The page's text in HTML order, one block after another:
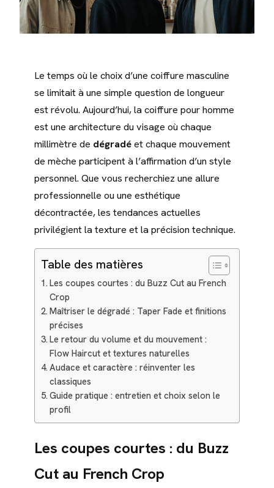
Le temps où le choix d’une coiffure masculine
se limitait à une simple question de longueur
est révolu. Aujourd’hui, la coiffure pour homme
est une architecture du visage où chaque
millimètre de dégradéet chaque mouvement
de mèche participent à l’affirmation d’un style
personnel. Que vous recherchiez une allure
professionnelle ou une esthétique
décontractée, les tendances actuelles
privilégient la texture et la précision technique.
Table des matières
Les coupes courtes : du Buzz Cut au French
Crop
Maîtriser le dégradé : Taper Fade et finitions
précises
Le retour du volume et du mouvement :
Flow Haircut et textures naturelles
Audace et caractère : réinventer les
classiques
Guide pratique : entretien et choix selon le
profil
Les coupes courtes : du Buzz
Cut au French Crop